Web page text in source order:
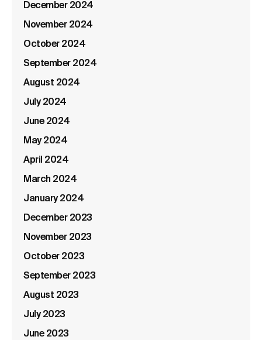
December 2024
November 2024
October 2024
September 2024
August 2024
July 2024
June 2024
May 2024
April 2024
March 2024
January 2024
December 2023
November 2023
October 2023
September 2023
August 2023
July 2023
June 2023